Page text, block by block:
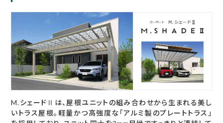
M.シェードⅡは、屋根ユニットの組み合わせから生まれる美し
いトラス屋根。軽量かつ高強度な「アルミ製のプレートトラス」